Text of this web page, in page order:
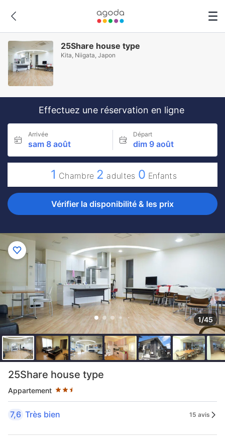
25Share house type
Kita, Niigata, Japon
Effectuez une réservation en ligne
Arrivée
sam 8 août
Départ
dim 9 août
1 Chambre 2 adultes 0 Enfants
Vérifier la disponibilité & les prix
1/45
25Share house type
Appartement
2.5 étoiles au classement par étoile
7,6 Très bien 15 avis